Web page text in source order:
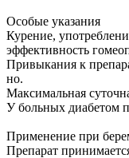
Осо­бые ука­за­ния
Ку­ре­ние,
эф­фек­тив­ность
При­вы­ка­ния к
но.
Мак­си­маль­ная
У боль­ных диа­бе­том
При­ме­не­ние при
Пре­па­рат